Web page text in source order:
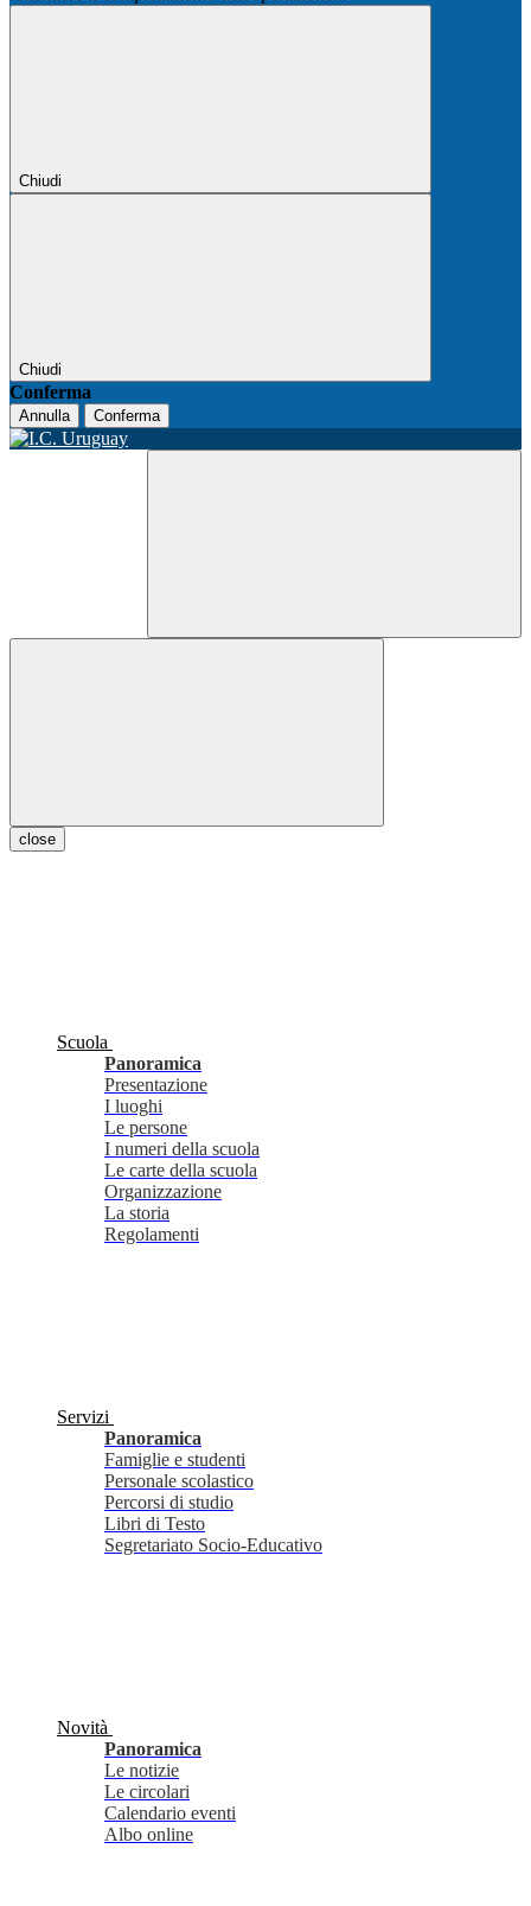
Chiudi
Chiudi
Conferma
Annulla Conferma
close
Scuola
Panoramica
Presentazione
I luoghi
Le persone
I numeri della scuola
Le carte della scuola
Organizzazione
La storia
Regolamenti
Servizi
Panoramica
Famiglie e studenti
Personale scolastico
Percorsi di studio
Libri di Testo
Segretariato Socio-Educativo
Novità
Panoramica
Le notizie
Le circolari
Calendario eventi
Albo online